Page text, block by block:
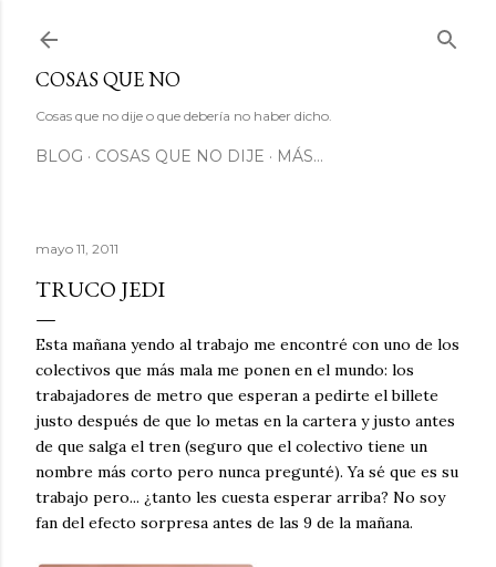
COSAS QUE NO
Cosas que no dije o que debería no haber dicho.
BLOG COSAS QUE NO DIJE MÁS…
mayo 11, 2011
TRUCO JEDI
Esta mañana yendo al trabajo me encontré con uno de los
colectivos que más mala me ponen en el mundo: los
trabajadores de metro que esperan a pedirte el billete
justo después de que lo metas en la cartera y justo antes
de que salga el tren (seguro que el colectivo tiene un
nombre más corto pero nunca pregunté). Ya sé que es su
trabajo pero... ¿tanto les cuesta esperar arriba? No soy
fan del efecto sorpresa antes de las 9 de la mañana.